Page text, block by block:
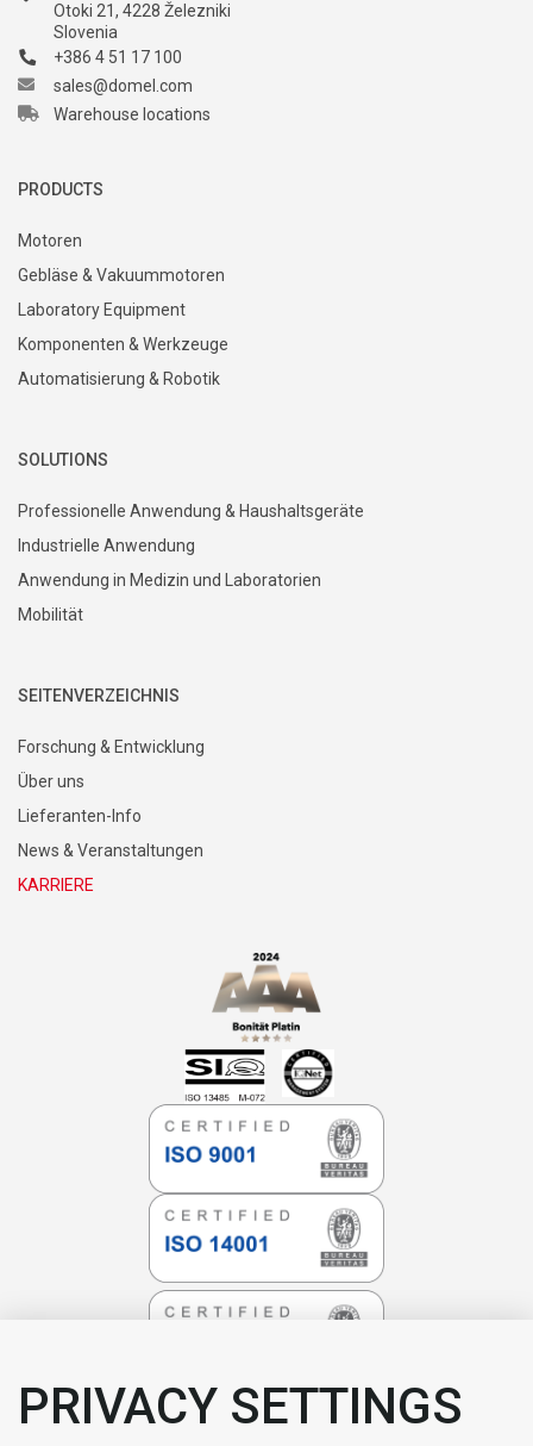
Otoki 21, 4228 Železniki
Slovenia
+386 4 51 17 100
sales@domel.com
Warehouse locations
PRODUCTS
Motoren
Gebläse & Vakuummotoren
Laboratory Equipment
Komponenten & Werkzeuge
Automatisierung & Robotik
SOLUTIONS
Professionelle Anwendung & Haushaltsgeräte
Industrielle Anwendung
Anwendung in Medizin und Laboratorien
Mobilität
SEITENVERZEICHNIS
Forschung & Entwicklung
Über uns
Lieferanten-Info
News & Veranstaltungen
KARRIERE
PRIVACY SETTINGS